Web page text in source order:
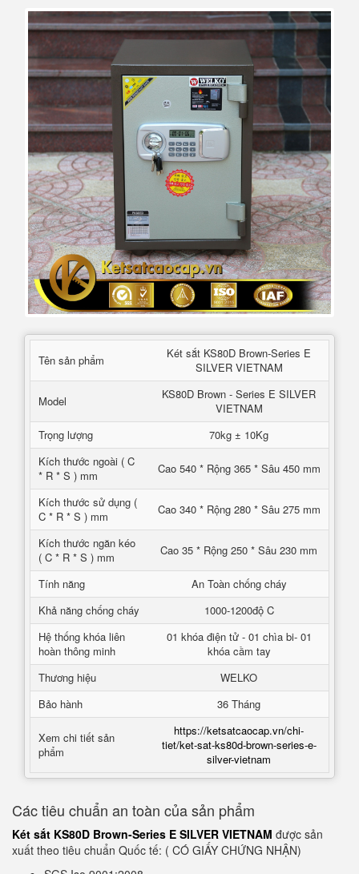
Tên sản phẩm
Két sắt KS80D Brown-Series E
SILVER VIETNAM
Model
KS80D Brown - Series E SILVER
VIETNAM
Trọng lượng
70kg ± 10Kg
Kích thước ngoài ( C
* R * S ) mm
Cao 540 * Rộng 365 * Sâu 450 mm
Kích thước sử dụng (
C * R * S ) mm
Cao 340 * Rộng 280 * Sâu 275 mm
Kích thước ngăn kéo
( C * R * S ) mm
Cao 35 * Rộng 250 * Sâu 230 mm
Tính năng
An Toàn chống cháy
Khả năng chống cháy
1000-1200độ C
Hệ thống khóa liên
hoàn thông minh
01 khóa điện tử - 01 chìa bi- 01
khóa cầm tay
Thương hiệu
WELKO
Bảo hành
36 Tháng
Xem chi tiết sản
phẩm
https://ketsatcaocap.vn/chi-
tiet/ket-sat-ks80d-brown-series-e-
silver-vietnam
Các tiêu chuẩn an toàn của sản phẩm
Két sắt KS80D Brown-Series E SILVER VIETNAM được sản
xuất theo tiêu chuẩn Quốc tế: ( CÓ GIẤY CHỨNG NHẬN)